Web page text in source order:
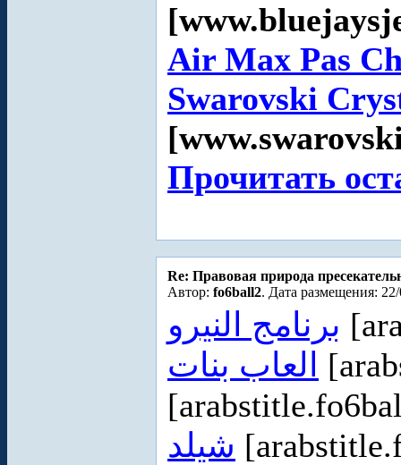
Air Max Pas
Swarovski
Прочитать
Re: Правовая природа
Автор: fo6ball2. Дата размещения:
برنامج النيرو
العاب بنات
شيلد